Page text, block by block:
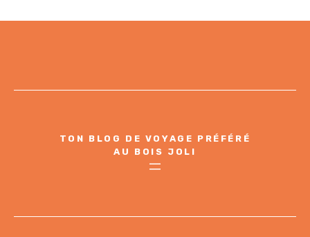
TON BLOG DE VOYAGE PRÉFÉRÉ
AU BOIS JOLI